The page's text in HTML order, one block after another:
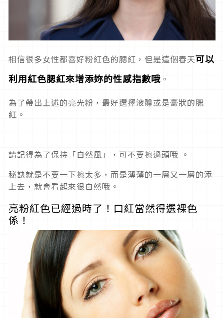
相信很多女性都喜好粉紅色的腮紅，但是這個春天可以
利用紅色腮紅來增添妳的性感指數哦 。
為了帶出上述的亮光粉，最好選擇液體或是膏狀的腮
紅。
請記得為了保持「自然風」，可不要擦過頭哦 。
秘訣就是不要一下擦太多，而是薄薄的一層又一層的添
上去，就會看起來很自然哦。
亮粉紅色已經過時了！口紅當然得選裸色
係！